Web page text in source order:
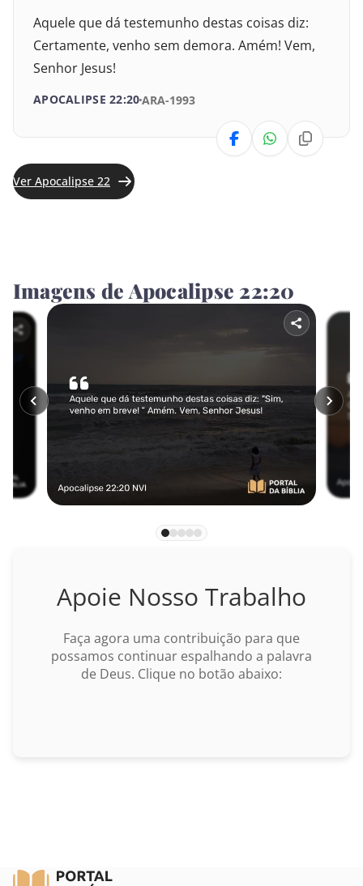
Oséias
Joel
Amós
Obadias
Jonas
Habacuque
Zacarias
Mateus
Atos
BUSCAR
Aquele que dá testemunho destas coisas diz:
Certamente, venho sem demora. Amém! Vem,
Senhor Jesus!
APOCALIPSE 22:20ARA-1993
Ver Apocalipse 22
Imagens de Apocalipse 22:20
Apoie Nosso Trabalho
Faça agora uma contribuição para que
possamos continuar espalhando a palavra
de Deus. Clique no botão abaixo: